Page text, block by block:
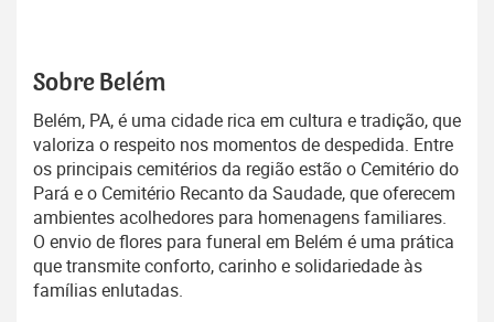
Sobre Belém
Belém, PA, é uma cidade rica em cultura e tradição, que
valoriza o respeito nos momentos de despedida. Entre
os principais cemitérios da região estão o Cemitério do
Pará e o Cemitério Recanto da Saudade, que oferecem
ambientes acolhedores para homenagens familiares.
O envio de flores para funeral em Belém é uma prática
que transmite conforto, carinho e solidariedade às
famílias enlutadas.